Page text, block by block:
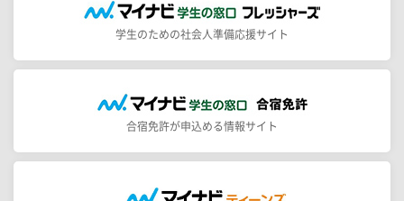
学生のための社会人準備応援サイト
合宿免許が申込める情報サイト